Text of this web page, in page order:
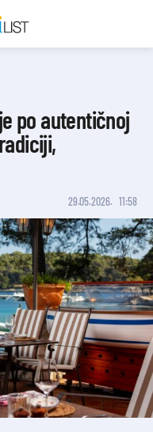
po autentičnoj
29.05.2026. 11:58